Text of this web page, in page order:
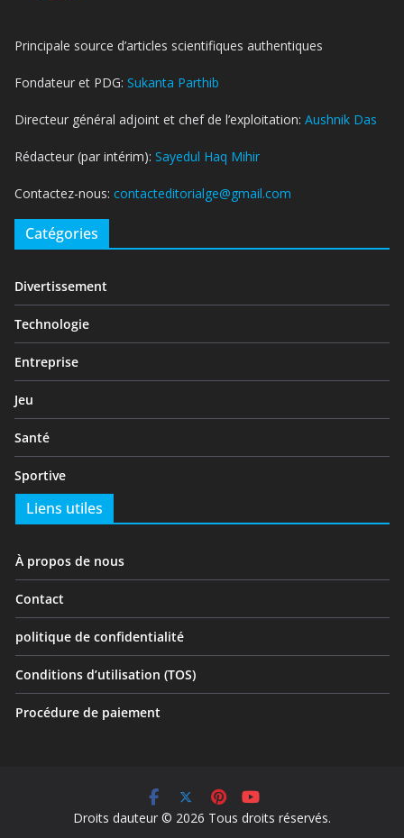
Principale source d’articles scientifiques authentiques
Fondateur et PDG: Sukanta Parthib
Directeur général adjoint et chef de l’exploitation: Aushnik Das
Rédacteur (par intérim): Sayedul Haq Mihir
Contactez-nous: contacteditorialge@gmail.com
Catégories
Divertissement
Technologie
Entreprise
Jeu
Santé
Sportive
Liens utiles
À propos de nous
Contact
politique de confidentialité
Conditions d’utilisation (TOS)
Procédure de paiement
Droits dauteur © 2026 Tous droits réservés.